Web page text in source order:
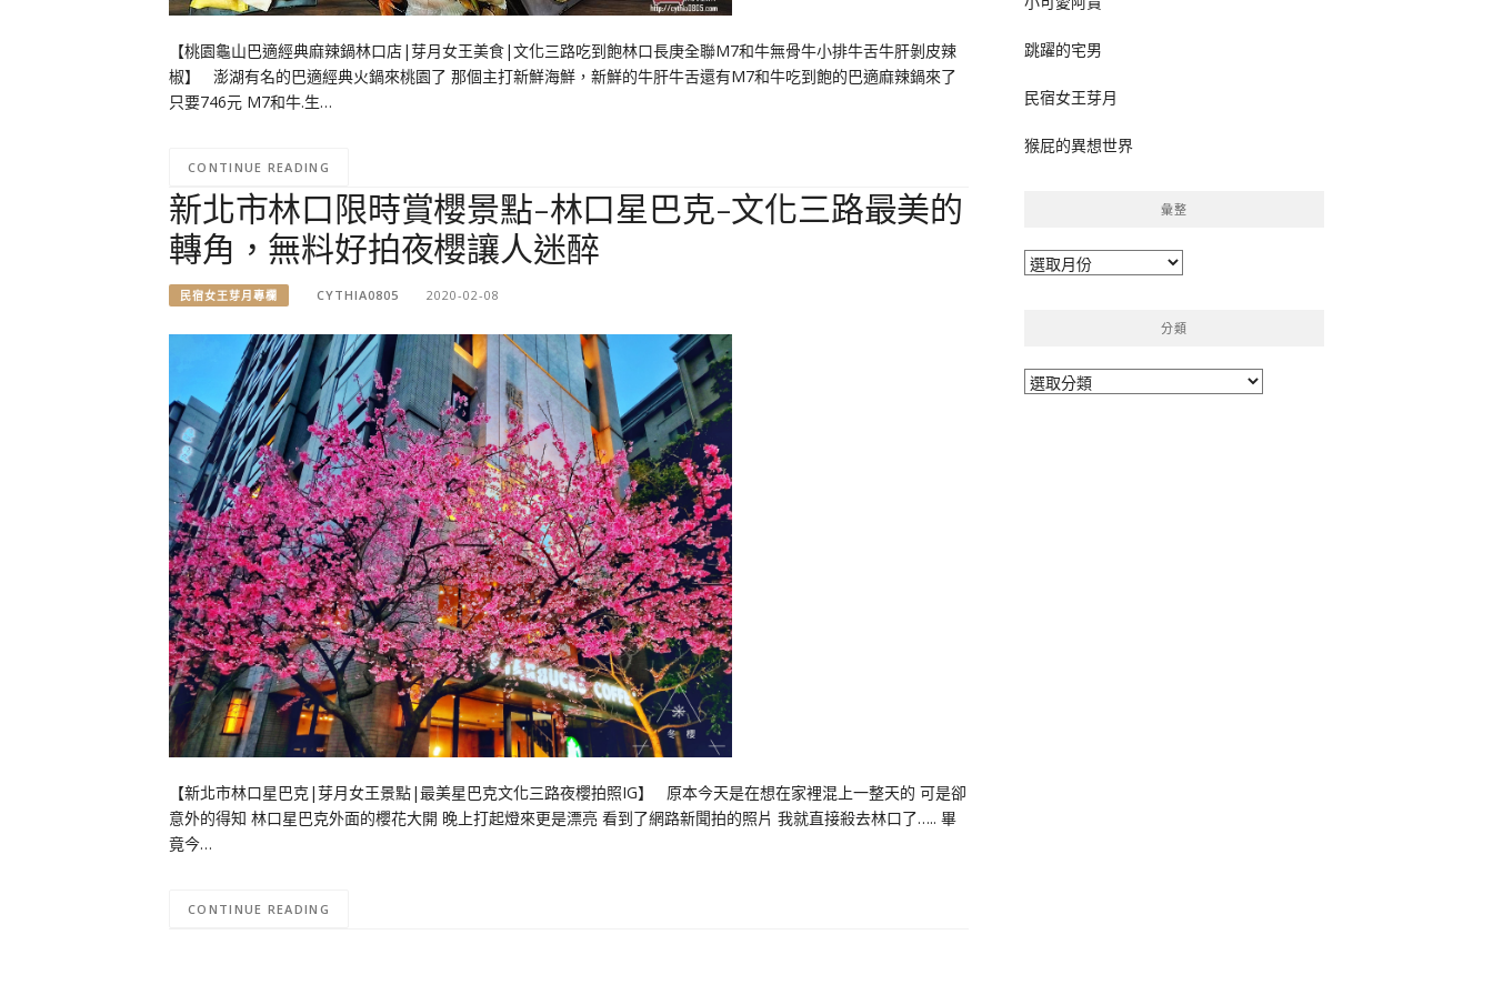
【桃園龜山巴適經典麻辣鍋林口店|芽月女王美食|文化三路吃到飽林口長庚全聯M7和牛無骨牛小排牛舌牛肝剝皮辣
椒】 澎湖有名的巴適經典火鍋來桃園了 那個主打新鮮海鮮，新鮮的牛肝牛舌還有M7和牛吃到飽的巴適麻辣鍋來了
只要746元 M7和牛.生…
CONTINUE READING
新北市林口限時賞櫻景點-林口星巴克-文化三路最美的
轉角，無料好拍夜櫻讓人迷醉
民宿女王芽月專欄 CYTHIA0805 2020-02-08
【新北市林口星巴克|芽月女王景點|最美星巴克文化三路夜櫻拍照IG】 原本今天是在想在家裡混上一整天的 可是卻
意外的得知 林口星巴克外面的櫻花大開 晚上打起燈來更是漂亮 看到了網路新聞拍的照片 我就直接殺去林口了….. 畢
竟今…
CONTINUE READING
跳躍的宅男
民宿女王芽月
猴屁的異想世界
彙整
彙
分類
分